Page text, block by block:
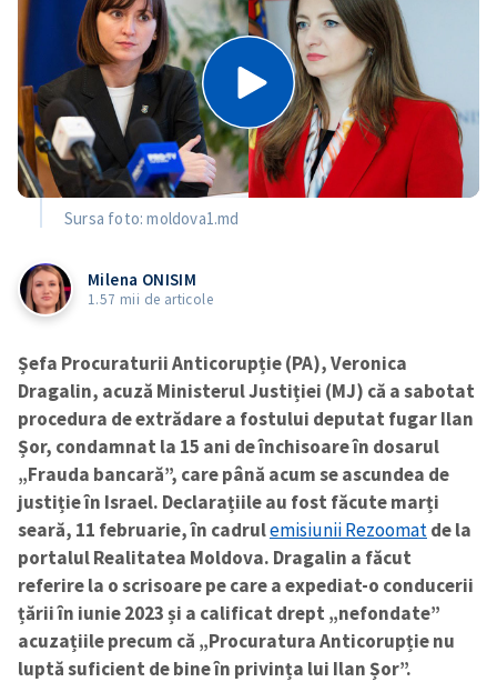
Sursa foto: moldova1.md
Milena ONISIM
1.57 mii de articole
Șefa Procuraturii Anticorupție (PA), Veronica
Dragalin, acuză Ministerul Justiției (MJ) că a sabotat
procedura de extrădare a fostului deputat fugar Ilan
Șor, condamnat la 15 ani de închisoare în dosarul
„Frauda bancară”, care până acum se ascundea de
justiție în Israel. Declarațiile au fost făcute marți
seară, 11 februarie, în cadrulemisiunii Rezoomatde la
portalul Realitatea Moldova. Dragalin a făcut
referire la o scrisoare pe care a expediat-o conducerii
țării în iunie 2023 și a calificat drept „nefondate”
acuzațiile precum că „Procuratura Anticorupție nu
luptă suficient de bine în privința lui Ilan Șor”.